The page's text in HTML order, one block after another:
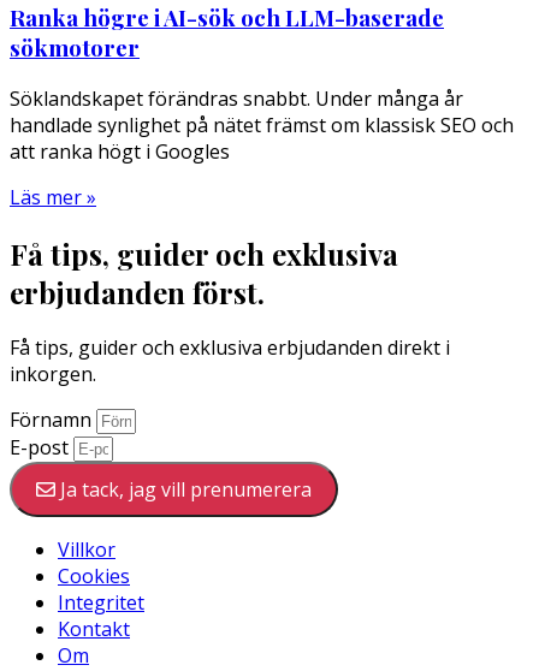
Ranka högre i AI-sök och LLM-baserade
sökmotorer
Söklandskapet förändras snabbt. Under många år
handlade synlighet på nätet främst om klassisk SEO och
att ranka högt i Googles
Läs mer »
Få tips, guider och exklusiva
erbjudanden först.
Få tips, guider och exklusiva erbjudanden direkt i
inkorgen.
Förnamn
E-post
Ja tack, jag vill prenumerera
Villkor
Cookies
Integritet
Kontakt
Om